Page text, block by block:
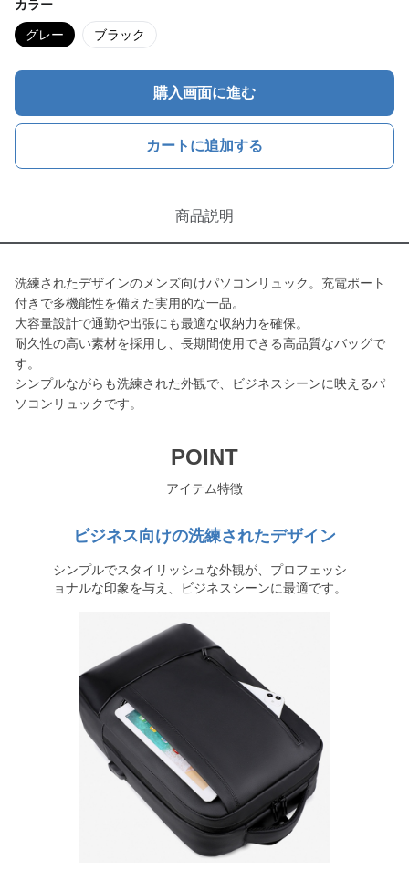
カラー
グレー ブラック
購入画面に進む
カートに追加する
商品説明
洗練されたデザインのメンズ向けパソコンリュック。充電ポート
付きで多機能性を備えた実用的な一品。
大容量設計で通勤や出張にも最適な収納力を確保。
耐久性の高い素材を採用し、長期間使用できる高品質なバッグで
す。
シンプルながらも洗練された外観で、ビジネスシーンに映えるパ
ソコンリュックです。
POINT
アイテム特徴
ビジネス向けの洗練されたデザイン
シンプルでスタイリッシュな外観が、プロフェッシ
ョナルな印象を与え、ビジネスシーンに最適です。